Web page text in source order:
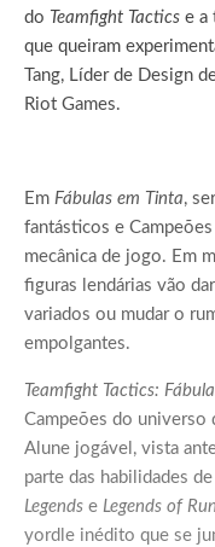
do Teamfight Tactics e a
que queiram
Tang, Líder de Design
Riot Games.
Em Fábulas em Tinta,
fantásticos e
mecânica de jogo. Em
figuras lendárias vão
variados ou mudar o
empolgantes.
Teamfight Tactics:
Campeões do universo
Alune jogável, vista
parte das habilidades
Legends e Legends of
yordle inédito que se